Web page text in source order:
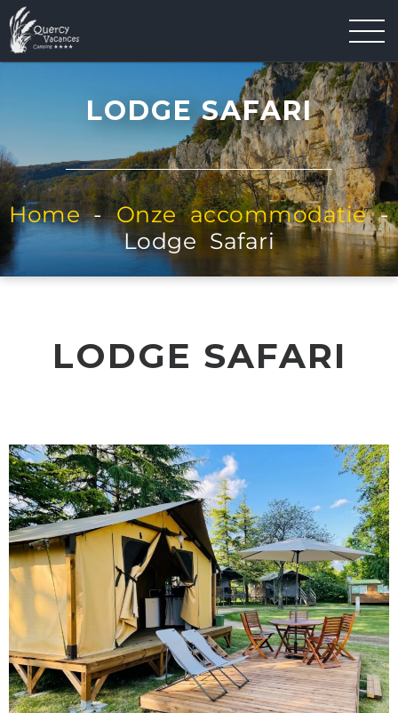
LODGE SAFARI
Home-Onze accommodatie-
Lodge Safari
LODGE SAFARI